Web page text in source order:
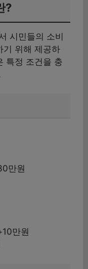
?
시민들의 소비
기 위해 제공하
특정 조건을 충
만원
만원